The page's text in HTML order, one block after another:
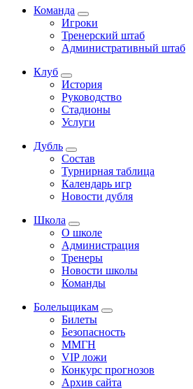
Команда
Игроки
Тренерский штаб
Административный штаб
Клуб
История
Руководство
Стадионы
Услуги
Дубль
Состав
Турнирная таблица
Календарь игр
Новости дубля
Школа
О школе
Администрация
Тренеры
Новости школы
Команды
Болельщикам
Билеты
Безопасность
ММГН
VIP ложи
Конкурс прогнозов
Архив сайта